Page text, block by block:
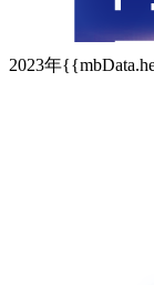
2023年